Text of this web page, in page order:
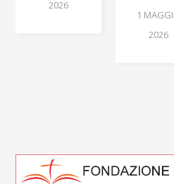
2026
1
2026